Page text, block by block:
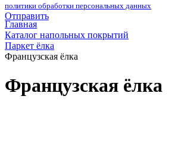
политики обработки персональных данных
Отправить
Главная
Каталог напольных покрытий
Паркет ёлка
Французская ёлка
Французская ёлка